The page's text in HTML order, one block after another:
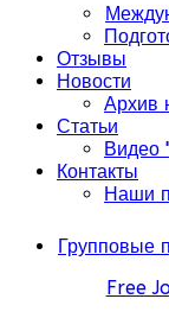
Отзывы
Новости
Архив
Статьи
Видео
Контакты
Наши
Групповые
Free